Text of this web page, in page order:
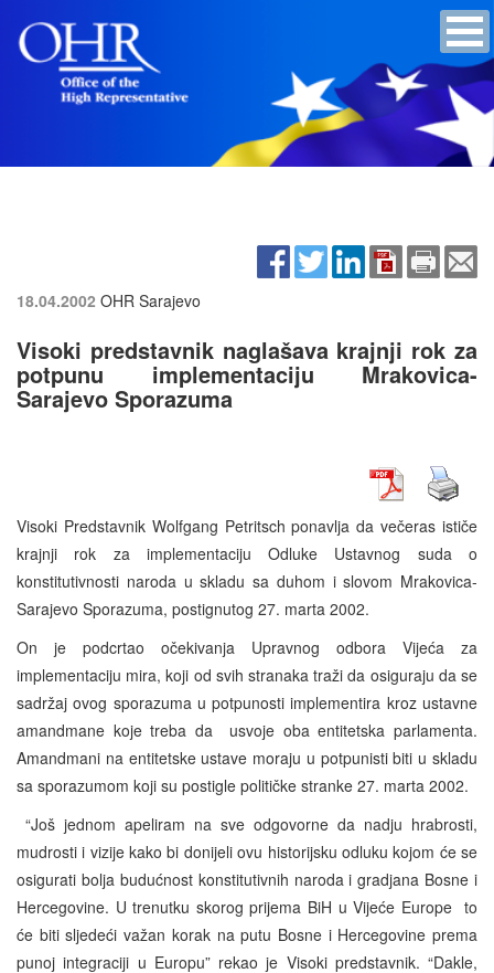
18.04.2002 OHR Sarajevo
Visoki predstavnik naglašava krajnji rok za
potpunu implementaciju Mrakovica-
Sarajevo Sporazuma
Visoki Predstavnik Wolfgang Petritsch ponavlja da večeras ističe
krajnji rok za implementaciju Odluke Ustavnog suda o
konstitutivnosti naroda u skladu sa duhom i slovom Mrakovica-
Sarajevo Sporazuma, postignutog 27. marta 2002.
On je podcrtao očekivanja Upravnog odbora Vijeća za
implementaciju mira, koji od svih stranaka traži da osiguraju da se
sadržaj ovog sporazuma u potpunosti implementira kroz ustavne
amandmane koje treba da usvoje oba entitetska parlamenta.
Amandmani na entitetske ustave moraju u potpunisti biti u skladu
sa sporazumom koji su postigle političke stranke 27. marta 2002.
“Još jednom apeliram na sve odgovorne da nadju hrabrosti,
mudrosti i vizije kako bi donijeli ovu historijsku odluku kojom će se
osigurati bolja budućnost konstitutivnih naroda i gradjana Bosne i
Hercegovine. U trenutku skorog prijema BiH u Vijeće Europe to
će biti sljedeći važan korak na putu Bosne i Hercegovine prema
punoj integraciji u Europu” rekao je Visoki predstavnik. “Dakle,